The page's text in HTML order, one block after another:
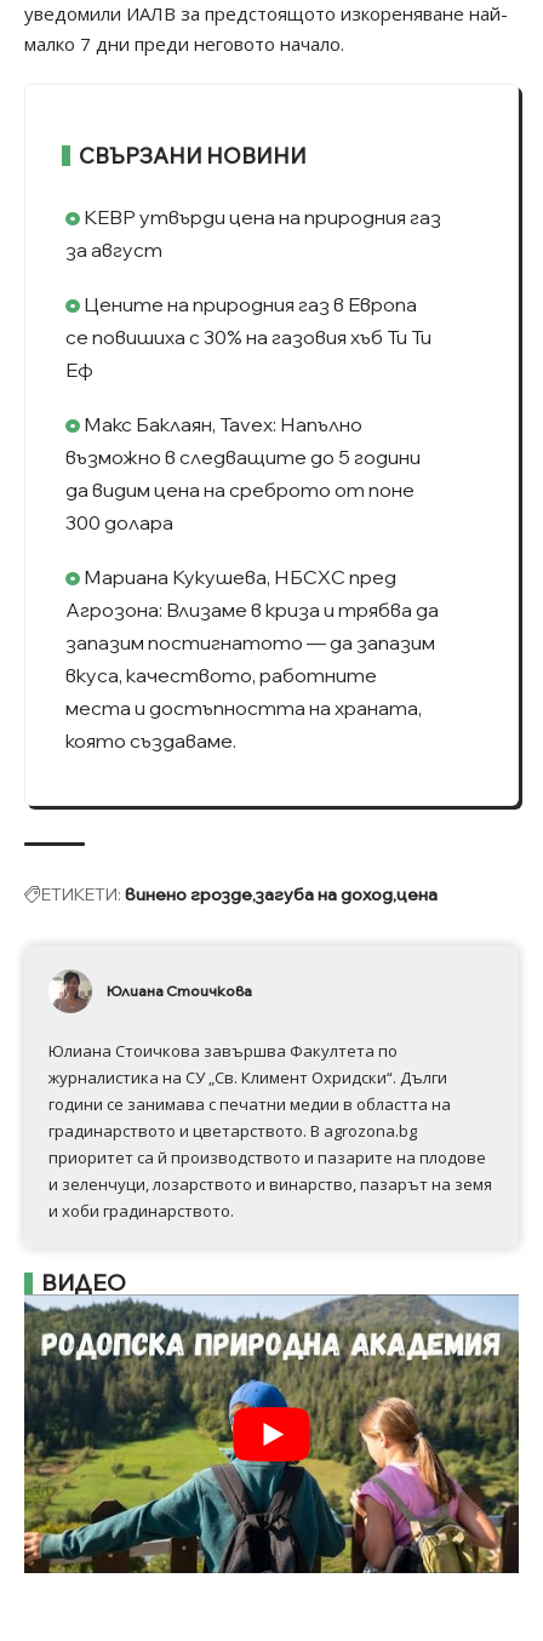
уведомили ИАЛВ за предстоящото изкореняване най-
малко 7 дни преди неговото начало.
СВЪРЗАНИ НОВИНИ
КЕВР утвърди цена на природния газ
за август
Цените на природния газ в Европа
се повишиха с 30% на газовия хъб Ти Ти
Еф
Макс Баклаян, Tavex: Напълно
възможно в следващите до 5 години
да видим цена на среброто от поне
300 долара
Мариана Кукушева, НБСХС пред
Агрозона: Влизаме в криза и трябва да
запазим постигнатото — да запазим
вкуса, качеството, работните
места и достъпността на храната,
която създаваме.
ЕТИКЕТИ: винено гроздезагуба на доходцена
Юлиана Стоичкова
Юлиана Стоичкова завършва Факултета по
журналистика на СУ „Св. Климент Охридски“. Дълги
години се занимава с печатни медии в областта на
градинарството и цветарството. В agrozona.bg
приоритет са й производството и пазарите на плодове
и зеленчуци, лозарството и винарство, пазарът на земя
и хоби градинарството.
ВИДЕО